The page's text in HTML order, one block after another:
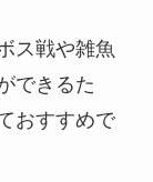
ス戦や雑魚
できるた
おすすめで